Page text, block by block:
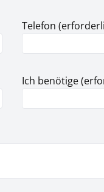
Telefon
Ich benötige